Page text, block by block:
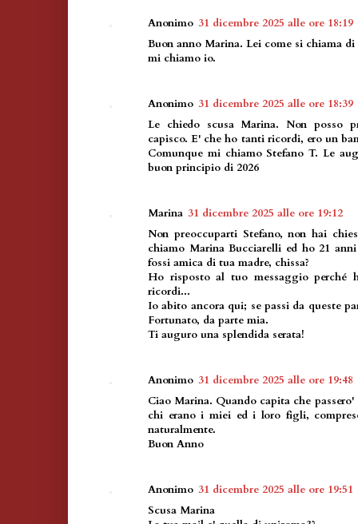
Anonimo 31 dicembre 2025 alle ore 18:19
Buon anno Marina. Lei come si chiama
mi chiamo io.
Anonimo 31 dicembre 2025 alle ore 18:39
Le chiedo scusa Marina. Non posso
capisco. E' che ho tanti ricordi, ero un
Comunque mi chiamo Stefano T. Le
buon principio di 2026
Marina 31 dicembre 2025 alle ore 19:12
Non preoccuparti Stefano, non hai
chiamo Marina Bucciarelli ed ho 21
fossi amica di tua madre, chissa?
Ho risposto al tuo messaggio perché
ricordi...
Io abito ancora qui; se passi da queste
Fortunato, da parte mia.
Ti auguro una splendida serata!
Anonimo 31 dicembre 2025 alle ore 19:48
Ciao Marina. Quando capita che
chi erano i miei ed i loro figli,
naturalmente.
Buon Anno
Anonimo 31 dicembre 2025 alle ore 19:51
Scusa Marina